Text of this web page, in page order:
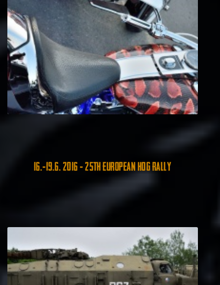
16.-19.6. 2016 - 25th European HOG Rally